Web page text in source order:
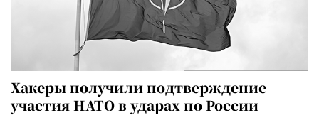
Хакеры получили подтверждение
участия НАТО в ударах по России